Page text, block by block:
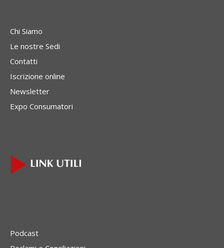
Chi Siamo
Le nostre Sedi
Contatti
Iscrizione online
Newsletter
Expo Consumatori
Podcast